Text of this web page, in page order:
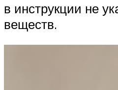
в инструкции не
веществ.